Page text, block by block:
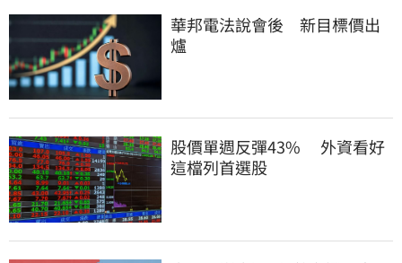
華邦電法說會後　新目標價出
爐
股價單週反彈43%　 外資看好
這檔列首選股